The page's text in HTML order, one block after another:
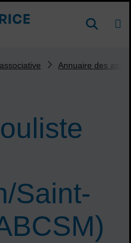
DE
Saint-
Annuaire des